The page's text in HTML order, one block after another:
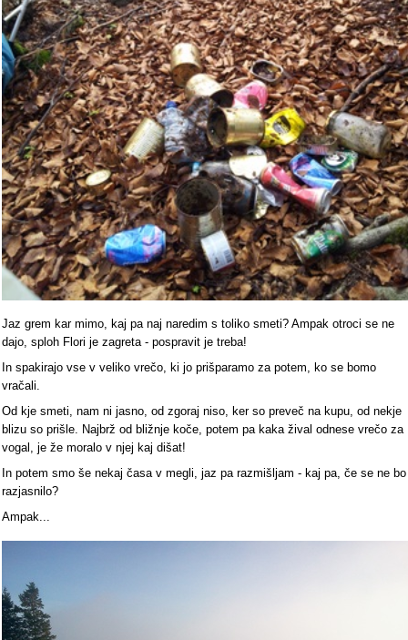
Jaz grem kar mimo, kaj pa naj naredim s toliko smeti? Ampak otroci se ne
dajo, sploh Flori je zagreta - pospravit je treba!
In spakirajo vse v veliko vrečo, ki jo prišparamo za potem, ko se bomo
vračali.
Od kje smeti, nam ni jasno, od zgoraj niso, ker so preveč na kupu, od nekje
blizu so prišle. Najbrž od bližnje koče, potem pa kaka žival odnese vrečo za
vogal, je že moralo v njej kaj dišat!
In potem smo še nekaj časa v megli, jaz pa razmišljam - kaj pa, če se ne bo
razjasnilo?
Ampak...